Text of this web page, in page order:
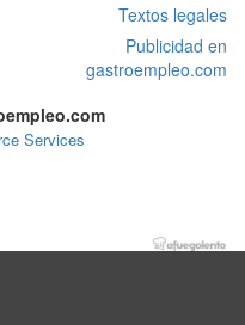
Textos legales
Publicidad en
gastroempleo.com
Services